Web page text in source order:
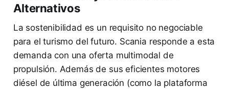
Alternativos
La sostenibilidad es un requisito no negociable
para el turismo del futuro. Scania responde a esta
demanda con una oferta multimodal de
propulsión. Además de sus eficientes motores
diésel de última generación (como la plataforma